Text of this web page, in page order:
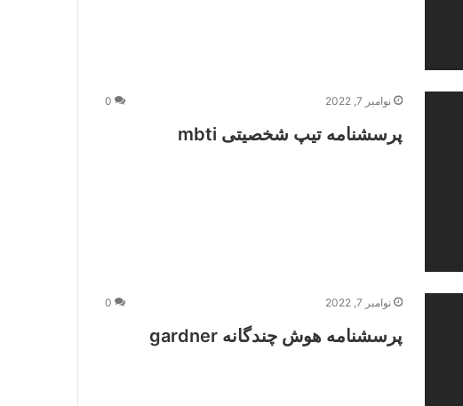
نوامبر 7, 2022 0
پرسشنامه تیپ شخصیتی mbti
نوامبر 7, 2022 0
پرسشنامه هوش چندگانه gardner